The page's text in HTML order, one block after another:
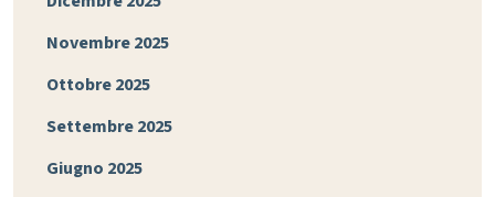
Novembre 2025
Ottobre 2025
Settembre 2025
Giugno 2025